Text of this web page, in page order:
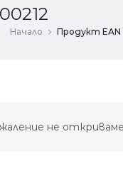
Начало Продукт EAN
не